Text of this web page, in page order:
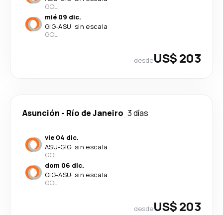
GOL
mié 09 dic.
GIG-ASU· sin escala
GOL
desdeUS$ 203
Asunción - Río de Janeiro 3 días
vie 04 dic.
ASU-GIG· sin escala
GOL
dom 06 dic.
GIG-ASU· sin escala
GOL
desdeUS$ 203